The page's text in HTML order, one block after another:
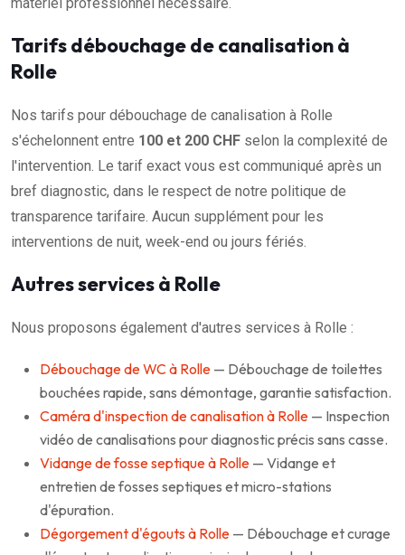
Tarifs débouchage de canalisation à
Rolle
Nos tarifs pour débouchage de canalisation à Rolle
s'échelonnent entre 100 et 200 CHF selon la complexité de
l'intervention. Le tarif exact vous est communiqué après un
bref diagnostic, dans le respect de notre politique de
transparence tarifaire. Aucun supplément pour les
interventions de nuit, week-end ou jours fériés.
Autres services à Rolle
Nous proposons également d'autres services à Rolle :
Débouchage de WC à Rolle — Débouchage de toilettes
bouchées rapide, sans démontage, garantie satisfaction.
Caméra d'inspection de canalisation à Rolle — Inspection
vidéo de canalisations pour diagnostic précis sans casse.
Vidange de fosse septique à Rolle — Vidange et
entretien de fosses septiques et micro-stations
d'épuration.
Dégorgement d'égouts à Rolle — Débouchage et curage